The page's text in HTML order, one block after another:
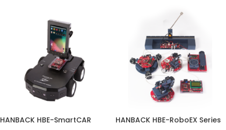
HANBACK HBE-SmartCAR HANBACK HBE-RoboEX Series